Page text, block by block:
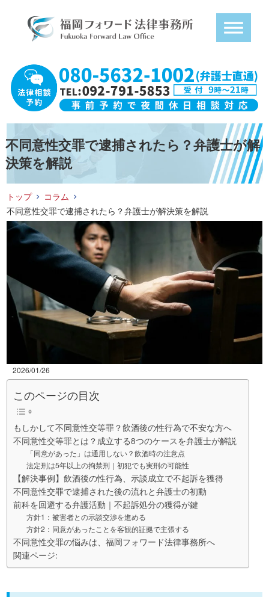
不同意性交罪で逮捕されたら？弁護士が解
決策を解説
トップ
コラム
不同意性交罪で逮捕されたら？弁護士が解決策を解説
2026/01/26
このページの目次
もしかして不同意性交等罪？飲酒後の性行為で不安な方へ
不同意性交等罪とは？成立する8つのケースを弁護士が解説
「同意があった」は通用しない？飲酒時の注意点
法定刑は5年以上の拘禁刑｜初犯でも実刑の可能性
【解決事例】飲酒後の性行為、示談成立で不起訴を獲得
不同意性交罪で逮捕された後の流れと弁護士の初動
前科を回避する弁護活動｜不起訴処分の獲得が鍵
方針1：被害者との示談交渉を進める
方針2：同意があったことを客観的証拠で主張する
不同意性交罪の悩みは、福岡フォワード法律事務所へ
関連ページ: